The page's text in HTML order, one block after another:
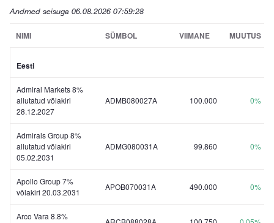
Andmed seisuga 06.08.2026 07:59:28
NIMI SÜMBOL VIIMANE MUUTUS
Eesti
Admiral Markets 8%
allutatud võlakiri
28.12.2027
ADMB080027A 100.000 0%
Admirals Group 8%
allutatud võlakiri
05.02.2031
ADMG080031A 99.860 0%
Apollo Group 7%
võlakiri 20.03.2031
APOB070031A 490.000 0%
Arco Vara 8.8%